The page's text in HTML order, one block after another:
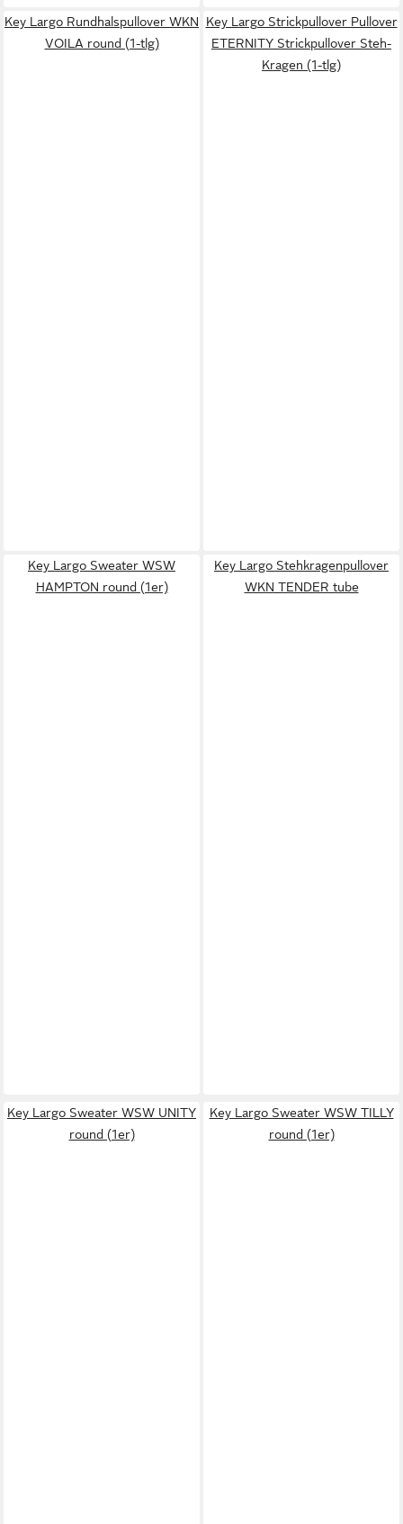
Key Largo Rundhalspullover WKN
VOILA round (1-tlg)
Key Largo Strickpullover Pullover
ETERNITY Strickpullover Steh-
Kragen (1-tlg)
Key Largo Sweater WSW
HAMPTON round (1er)
Key Largo Stehkragenpullover
WKN TENDER tube
Key Largo Sweater WSW UNITY
round (1er)
Key Largo Sweater WSW TILLY
round (1er)